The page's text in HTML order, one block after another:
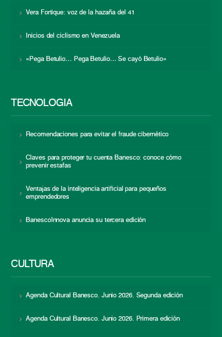
Vera Fortique: voz de la hazaña del 41
Inicios del ciclismo en Venezuela
«Pega Betulio… Pega Betulio… Se cayó Betulio»
TECNOLOGÍA
Recomendaciones para evitar el fraude cibernético
Claves para proteger tu cuenta Banesco: conoce cómo
prevenir estafas
Ventajas de la inteligencia artificial para pequeños
emprendedores
BanescoInnova anuncia su tercera edición
CULTURA
Agenda Cultural Banesco. Junio 2026. Segunda edición
Agenda Cultural Banesco. Junio 2026. Primera edición